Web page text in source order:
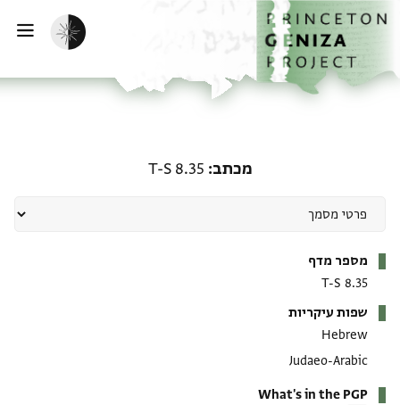
לתוכןהבית
הפעלת מצב כהה
מכתב T-S 8.35
מספר מדף
T-S 8.35
שפות עיקריות
Hebrew
Judaeo-Arabic
What's in the PGP